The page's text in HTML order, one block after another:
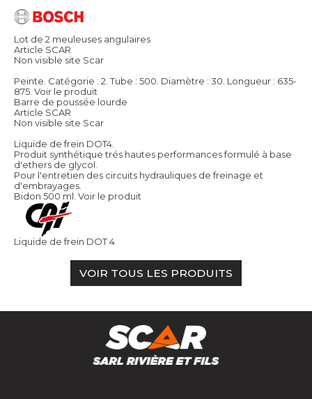
Lot de 2 meuleuses angulaires
Article SCAR
Non visible site Scar
Peinte. Catégorie : 2. Tube : 500. Diamètre : 30. Longueur : 635-
875. Voir le produit
Barre de poussée lourde
Article SCAR
Non visible site Scar
Liquide de frein DOT4.
Produit synthétique trés hautes performances formulé à base
d'ethers de glycol.
Pour l'entretien des circuits hydrauliques de freinage et
d'embrayages.
Bidon 500 ml. Voir le produit
Liquide de frein DOT 4
VOIR TOUS LES PRODUITS